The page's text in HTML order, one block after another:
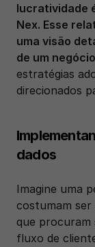
lucratividade
Nex. Esse
uma visão
de um
estratégias
direcionados
dados
Imagine uma
costumam ser
que procuram
fluxo de